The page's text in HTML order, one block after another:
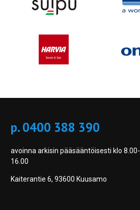
p. 0400 388 390
avoinna arkisin pääsääntöisesti klo 8.00-
16.00
Kaiterantie 6, 93600 Kuusamo